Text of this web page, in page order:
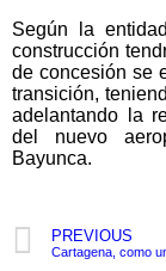
Según la
construcción
de concesión se
transición,
adelantando la
del nuevo
Bayunca.
PREVIOUS